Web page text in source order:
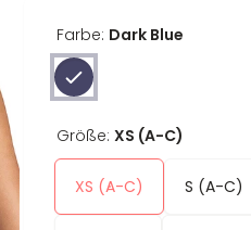
Farbe: Dark Blue
Größe: XS (A-C)
XS (A-C) S (A-C)